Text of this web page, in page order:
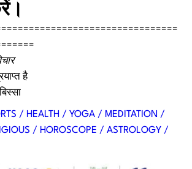
है
/ HEALTH / YOGA / MEDITATION /
/ HOROSCOPE / ASTROLOGY /